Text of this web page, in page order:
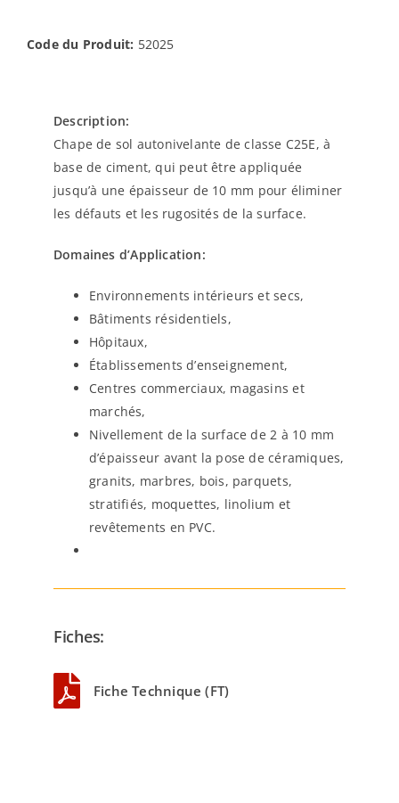
Code du Produit: 52025
Description:
Chape de sol autonivelante de classe C25E, à
base de ciment, qui peut être appliquée
jusqu’à une épaisseur de 10 mm pour éliminer
les défauts et les rugosités de la surface.
Domaines d’Application:
Environnements intérieurs et secs,
Bâtiments résidentiels,
Hôpitaux,
Établissements d’enseignement,
Centres commerciaux, magasins et
marchés,
Nivellement de la surface de 2 à 10 mm
d’épaisseur avant la pose de céramiques,
granits, marbres, bois, parquets,
stratifiés, moquettes, linolium et
revêtements en PVC.
Fiches:
Fiche Technique (FT)